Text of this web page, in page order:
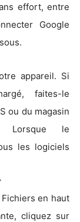
effort, entre
Google
appareil. Si
faites-le
ou du magasin
Lorsque le
les logiciels
en haut
cliquez sur